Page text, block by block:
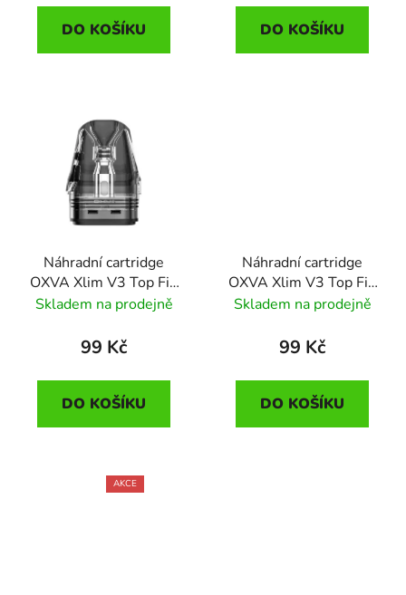
DO KOŠÍKU DO KOŠÍKU
Náhradní cartridge
OXVA Xlim V3 Top Fill
(1,2ohm)
Skladem na prodejně
99 Kč
DO KOŠÍKU
Náhradní cartridge
OXVA Xlim V3 Top Fill
(0,4ohm)
Skladem na prodejně
99 Kč
DO KOŠÍKU
AKCE